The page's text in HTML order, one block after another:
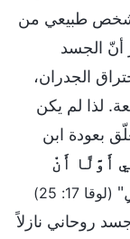
كشخص طبيعي من
أنّ الجسد
الجدران،
لذا لم يكن
بعودة ابن
أَوَّلًا أَنْ
" (لوقا 17: 25)
روحاني نازلاً